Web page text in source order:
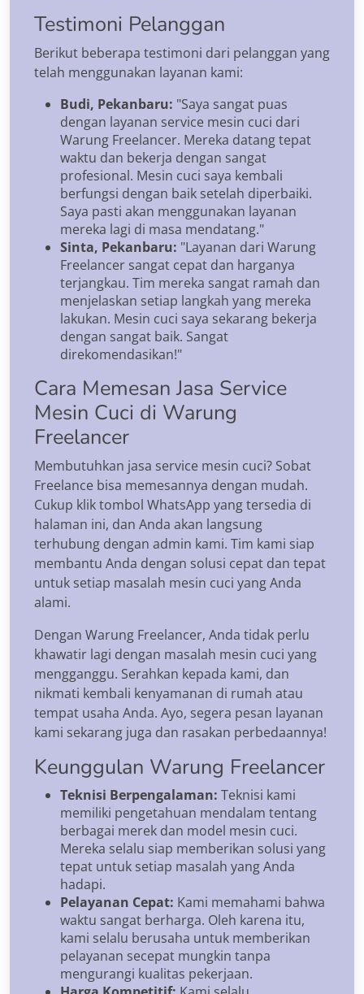
Testimoni Pelanggan
Berikut beberapa testimoni dari pelanggan yang
telah menggunakan layanan kami:
Budi, Pekanbaru: "Saya sangat puas
dengan layanan service mesin cuci dari
Warung Freelancer. Mereka datang tepat
waktu dan bekerja dengan sangat
profesional. Mesin cuci saya kembali
berfungsi dengan baik setelah diperbaiki.
Saya pasti akan menggunakan layanan
mereka lagi di masa mendatang."
Sinta, Pekanbaru: "Layanan dari Warung
Freelancer sangat cepat dan harganya
terjangkau. Tim mereka sangat ramah dan
menjelaskan setiap langkah yang mereka
lakukan. Mesin cuci saya sekarang bekerja
dengan sangat baik. Sangat
direkomendasikan!"
Cara Memesan Jasa Service
Mesin Cuci di Warung
Freelancer
Membutuhkan jasa service mesin cuci? Sobat
Freelance bisa memesannya dengan mudah.
Cukup klik tombol WhatsApp yang tersedia di
halaman ini, dan Anda akan langsung
terhubung dengan admin kami. Tim kami siap
membantu Anda dengan solusi cepat dan tepat
untuk setiap masalah mesin cuci yang Anda
alami.
Dengan Warung Freelancer, Anda tidak perlu
khawatir lagi dengan masalah mesin cuci yang
mengganggu. Serahkan kepada kami, dan
nikmati kembali kenyamanan di rumah atau
tempat usaha Anda. Ayo, segera pesan layanan
kami sekarang juga dan rasakan perbedaannya!
Keunggulan Warung Freelancer
Teknisi Berpengalaman: Teknisi kami
memiliki pengetahuan mendalam tentang
berbagai merek dan model mesin cuci.
Mereka selalu siap memberikan solusi yang
tepat untuk setiap masalah yang Anda
hadapi.
Pelayanan Cepat: Kami memahami bahwa
waktu sangat berharga. Oleh karena itu,
kami selalu berusaha untuk memberikan
pelayanan secepat mungkin tanpa
mengurangi kualitas pekerjaan.